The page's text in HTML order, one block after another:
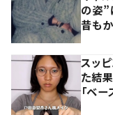
の姿”
昔もか
スッ
た結
「ベー